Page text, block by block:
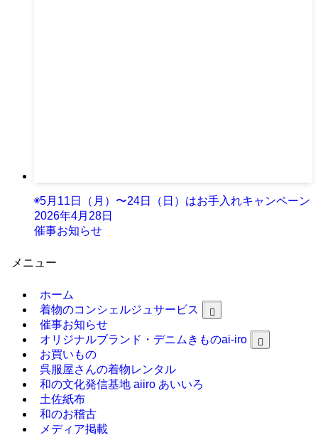
◉5月11日（月）〜24日（日）はお手入れキャンペーン
2026年4月28日
催事お知らせ
メニュー
ホーム
着物のコンシェルジュサービス
催事お知らせ
オリジナルブランド・デニムきものai-iro
お買いもの
呉服屋さんの着物レンタル
和の文化発信基地 aiiro あいいろ
土佐紙布
和のお稽古
メディア掲載